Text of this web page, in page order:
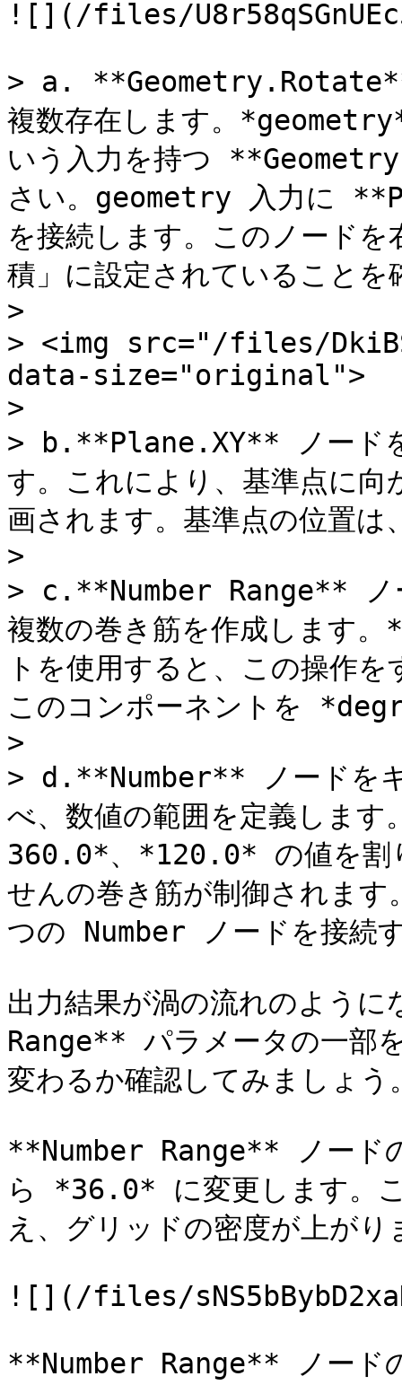
![](/files/
> a. **Geometry.Rotate**
複数存在します。
いう入力を持つ
さい。geometry 入力に
を接続します。このノード
積」に設定されていることを
>
> <img src="/files/
data-size="original">
>
> b.**Plane.XY** ノード
す。これにより、基準点に
画されます。基準点の位置
>
> c.**Number Range** ノ
複数の巻き筋を作成します
トを使用すると、この操作
このコンポーネントを
>
> d.**Number** ノードを
べ、数値の範囲を定義しま
360.0*、*120.0* の値を割
せんの巻き筋が制御されま
つの Number ノードを接続
出力結果が渦の流れのよう
Range** パラメータの一部
変わるか確認してみましょう
**Number Range** ノー
ら *36.0* に変更します。
え、グリッドの密度が上がり
![](/files/
**Number Range** ノー